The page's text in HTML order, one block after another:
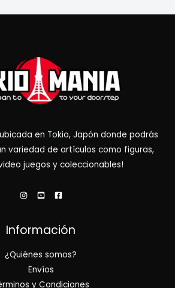
en Tokio, Japón donde podrás
variedad de artículos como figuras,
juegos y coleccionables!
Información
¿Quiénes somos?
Envíos
y Condiciones